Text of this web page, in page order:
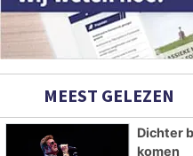
MEEST GELEZEN
Dichter
komen